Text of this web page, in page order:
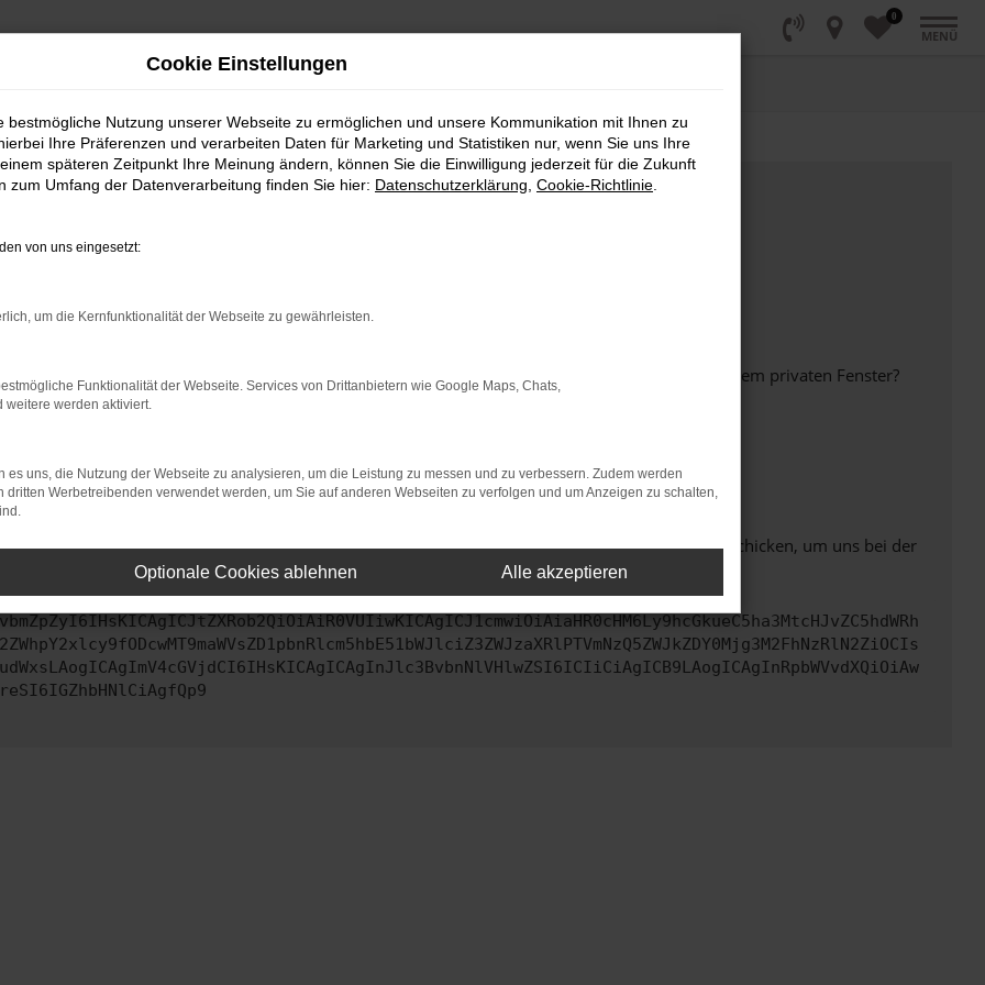
0
MENÜ
bestimmter Seiten verhindern. Funktioniert die Seite in einem anderen Browser oder in einem privaten Fenster?
beheben.
auf dem neuesten Stand sind.
kann auch dazu führen, dass bestimmte Funktionen nicht mehr unterstützt werden.
uns bitte. Wir werden versuchen, das Problem zu beheben. Du kannst uns diesen Text schicken, um uns bei der
Cookie Einstellungen
bestmögliche Nutzung unserer Webseite zu ermöglichen und unsere Kommunikation mit Ihnen zu
Ihre Präferenzen und verarbeiten Daten für Marketing und Statistiken nur, wenn Sie uns Ihre
späteren Zeitpunkt Ihre Meinung ändern, können Sie die Einwilligung jederzeit für die Zukunft
zum Umfang der Datenverarbeitung finden Sie hier: Datenschutzerklärung Cookie-Richtlinie
von uns eingesetzt:
um die Kernfunktionalität der Webseite zu gewährleisten.
Funktionalität der Webseite. Services von Drittanbietern wie Google Maps, Chats,
weitere werden aktiviert.
es uns, die Nutzung der Webseite zu analysieren, um die Leistung zu messen und zu verbessern. Zudem werden
dritten Werbetreibenden verwendet werden, um Sie auf anderen Webseiten zu verfolgen und um Anzeigen zu schalten,
Optionale Cookies ablehnen Alle akzeptieren